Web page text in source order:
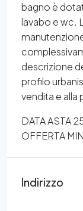
bagno è
lavabo e wc.
descrizione
profilo
vendita e alla
DATA ASTA
OFFERTA
Indirizzo